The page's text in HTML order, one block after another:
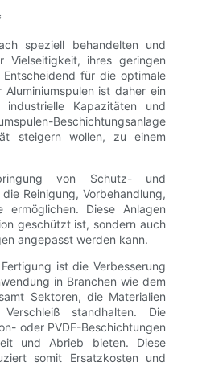
speziell behandelten und
Vielseitigkeit, ihres geringen
für die optimale
ist daher ein
industrielle Kapazitäten und
Beschichtungsanlage
steigern wollen, zu einem
von Schutz- und
Reinigung, Vorbehandlung,
ermöglichen. Diese Anlagen
geschützt ist, sondern auch
angepasst werden kann.
ist die Verbesserung
in Branchen wie dem
Sektoren, die Materialien
standhalten. Die
oder PVDF-Beschichtungen
und Abrieb bieten. Diese
somit Ersatzkosten und